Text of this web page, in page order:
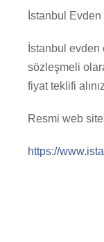
İstanbul
İstanbul evden
sözleşmeli
fiyat teklifi
Resmi web
https://